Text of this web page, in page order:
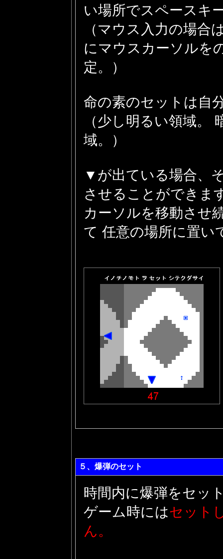
い場所でスペースキ
（マウス入力の場合
にマウスカーソルを
定。）
命の素のセットは自
（少し明るい領域。
域。）
▼が出ている場合、
させることができま
カーソルを移動させ
て 任意の場所に置い
５、爆弾のセット
時間内に爆弾をセッ
ゲーム時にはセット
ん。